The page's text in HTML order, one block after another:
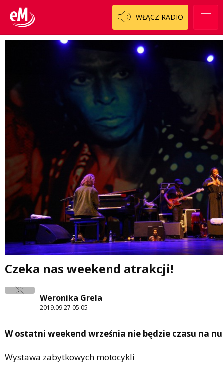
WŁĄCZ RADIO
Czeka nas weekend atrakcji!
Weronika Grela
2019.09.27 05:05
W ostatni weekend września nie będzie czasu na
Wystawa zabytkowych motocykli